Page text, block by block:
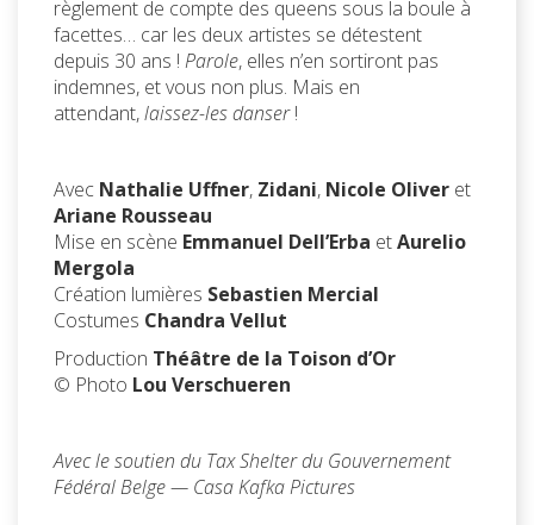
règlement de compte des queens sous la boule à
facettes… car les deux artistes se détestent
depuis 30 ans ! Parole, elles n’en sortiront pas
indemnes, et vous non plus. Mais en
attendant,laissez-les danser!
Avec Nathalie Uffner, Zidani, Nicole Oliver et
Ariane Rousseau
Mise en scène Emmanuel Dell’Erba etAurelio
Mergola
Création lumières Sebastien Mercial
Costumes Chandra Vellut
Production Théâtre de la Toison d’Or
© Photo Lou Verschueren
Avec le soutien du Tax Shelter du Gouvernement
Fédéral Belge — Casa Kafka Pictures